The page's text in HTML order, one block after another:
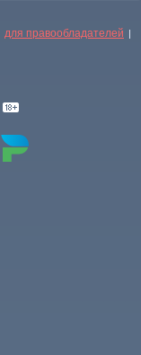
для правообладателей |